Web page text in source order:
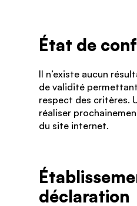
État de
Il n’existe aucun
de validité
respect des critères.
réaliser
du site internet.
déclaration